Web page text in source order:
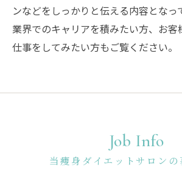
ンなどをしっかりと伝える内容となっ
業界でのキャリアを積みたい方、お客
仕事をしてみたい方もご覧ください。
当痩身ダイエットサロンの
Job Info